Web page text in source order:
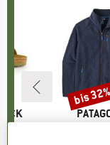
MARKE
Rabatt
bis